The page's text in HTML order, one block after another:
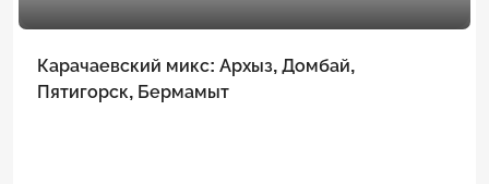
Карачаевский микс: Архыз, Домбай,
Пятигорск, Бермамыт